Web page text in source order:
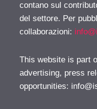
contano sul
del settore. Per
collaborazioni:
This website is part
advertising, press
opportunities: